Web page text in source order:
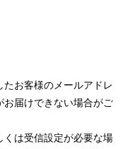
お客様のメールアドレ
お届けできない場合がご
くは受信設定が必要な場